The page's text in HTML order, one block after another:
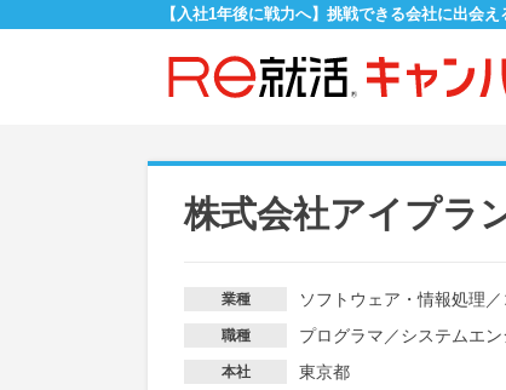
【入社1年後に戦力へ】挑戦できる会社に出会
株式会社アイプラ
業種 ソフトウェア・情報処理 ／
職種 プログラマ ／システムエン
本社 東京都